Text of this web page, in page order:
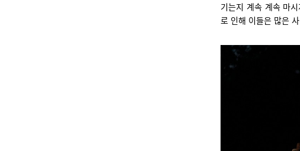
기는지 계속 계속 마
로 인해 이들은 많은